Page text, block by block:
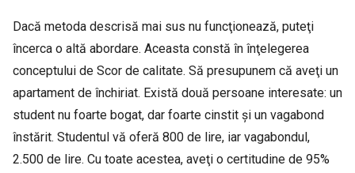
Dacă metoda descrisă mai sus nu funcţionează, puteţi
încerca o altă abordare. Aceasta constă în înţelegerea
conceptului de Scor de calitate. Să presupunem că aveţi un
apartament de închiriat. Există două persoane interesate: un
student nu foarte bogat, dar foarte cinstit şi un vagabond
înstărit. Studentul vă oferă 800 de lire, iar vagabondul,
2.500 de lire. Cu toate acestea, aveţi o certitudine de 95%